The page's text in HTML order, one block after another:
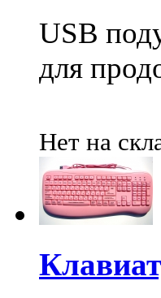
USB
для
Нет на